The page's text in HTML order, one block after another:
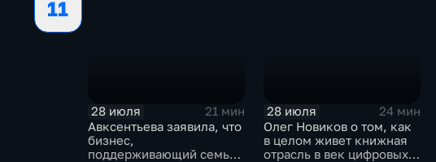
11
28 июля
21 мин
Авксентьева заявила, что
бизнес,
поддерживающий семьи,
28 июля
24 мин
Олег Новиков о том, как
в целом живет книжная
отрасль в век цифровых